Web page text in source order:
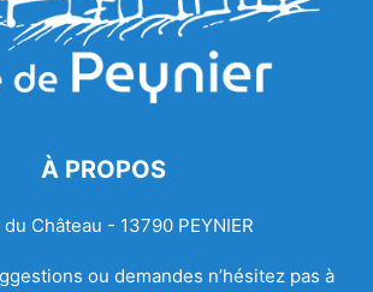
À PROPOS
du Château - 13790 PEYNIER
ou demandes n’hésitez pas à